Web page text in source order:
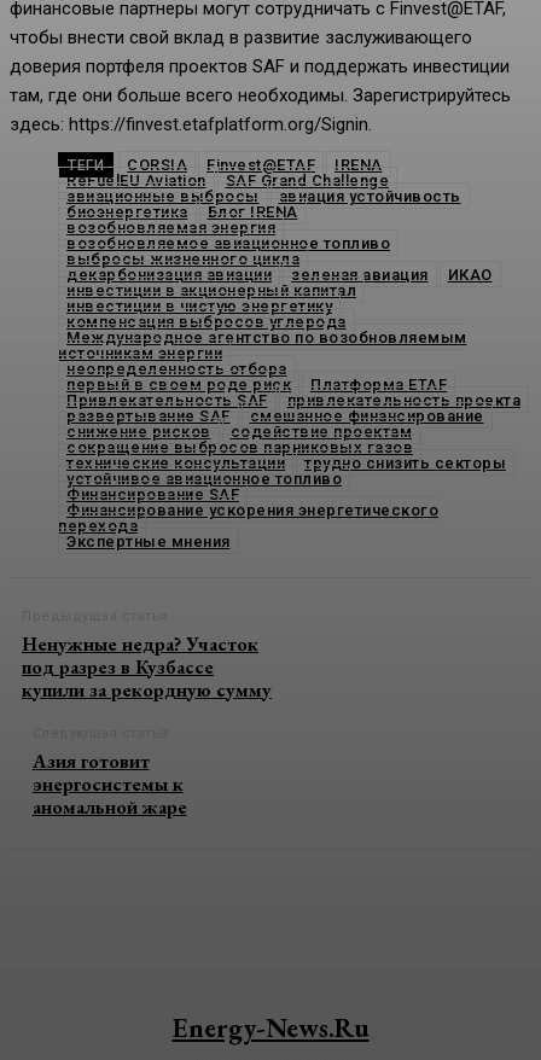
финансовые партнеры могут сотрудничать с Finvest@ETAF,
чтобы внести свой вклад в развитие заслуживающего
доверия портфеля проектов SAF и поддержать инвестиции
там, где они больше всего необходимы. Зарегистрируйтесь
здесь: https://finvest.etafplatform.org/Signin.
ТЕГИ CORSIA Finvest@ETAF
IRENA
ReFuelEU Aviation
SAF Grand Challenge
авиационные выбросы
авиация устойчивость
биоэнергетика
Блог IRENA
возобновляемая энергия
возобновляемое авиационное топливо
выбросы жизненного цикла
декарбонизация авиации
зеленая авиация
ИКАО
инвестиции в акционерный капитал
инвестиции в чистую энергетику
компенсация выбросов углерода
Международное агентство по возобновляемым
источникам энергии
неопределенность отбора
первый в своем роде риск
Платформа ETAF
Привлекательность SAF
привлекательность проекта
развертывание SAF
смешанное финансирование
снижение рисков
содействие проектам
сокращение выбросов парниковых газов
технические консультации
трудно снизить секторы
устойчивое авиационное топливо
Финансирование SAF
Финансирование ускорения энергетического
перехода
Экспертные мнения
Ненужные недра? Участок
под разрез в Кузбассе
купили за рекордную сумму
Азия готовит
энергосистемы к
аномальной жаре
Energy-News.ru